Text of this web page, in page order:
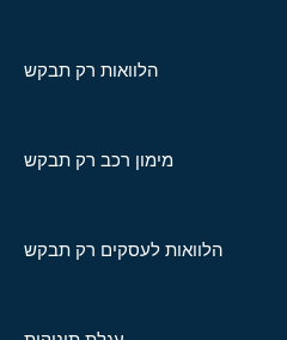
הלוואות רק תבקש
מימון רכב רק תבקש
הלוואות לעסקים רק תבקש